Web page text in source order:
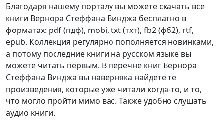
Благодаря нашему порталу вы можете скачать все
книги Вернора Стеффана Винджа бесплатно в
форматах: pdf (пдф), mobi, txt (тхт), fb2 (фб2), rtf,
epub. Коллекция регулярно пополняется новинками,
а потому последние книги на русском языке вы
можете читать первым. В перечне книг Вернора
Стеффана Винджа вы наверняка найдете те
произведения, которые уже читали когда-то, и то,
что могло пройти мимо вас. Также удобно слушать
аудио книги.